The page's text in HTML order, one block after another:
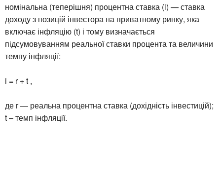
номінальна (теперішня) процентна ставка (i) — ставка
доходу з позицій інвестора на приватному ринку, яка
включає інфляцію (t) і тому визначається
підсумовуванням реальної ставки процента та величини
темпу інфляції:
i = r + t ,
де r — реальна процентна ставка (дохідність інвестицій);
t – темп інфляції.